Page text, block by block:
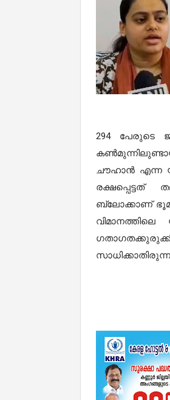
294 പേരുടെ
ചൗഹാൻ എന്ന
രക്ഷപ്പെട്ടത്
ബ്ലോക്കാണ്